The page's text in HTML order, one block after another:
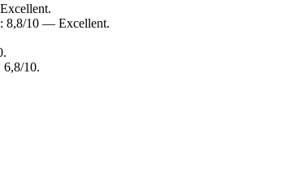
8,8/10 — Excellent.
10.